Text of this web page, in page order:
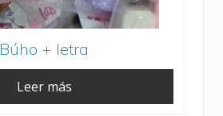
Búho + letra
Leer más